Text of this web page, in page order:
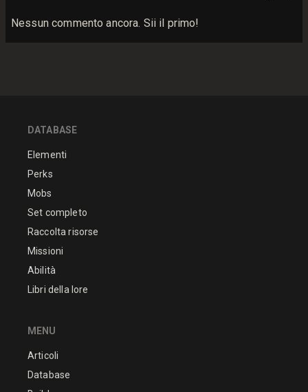
Nessun commento ancora. Sii il primo!
DATABASE
Elementi
Perks
Mobs
Set completo
Raccolta risorse
Missioni
Abilità
Libri della lore
MENU
Articoli
Database